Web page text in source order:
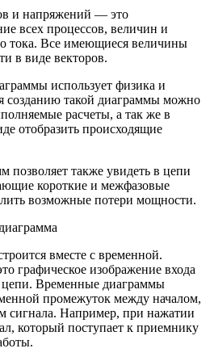
и напряжений — это
всех процессов, величин и
тока. Все имеющиеся величины
в виде векторов.
использует физика и
созданию такой диаграммы можно
расчеты, а так же в
отобразить происходящие
позволяет также увидеть в цепи
короткие и межфазовые
возможные потери мощности.
вместе с временной.
графическое изображение входа
цепи. Временные диаграммы
промежуток между началом,
сигнала. Например, при нажатии
который поступает к приемнику